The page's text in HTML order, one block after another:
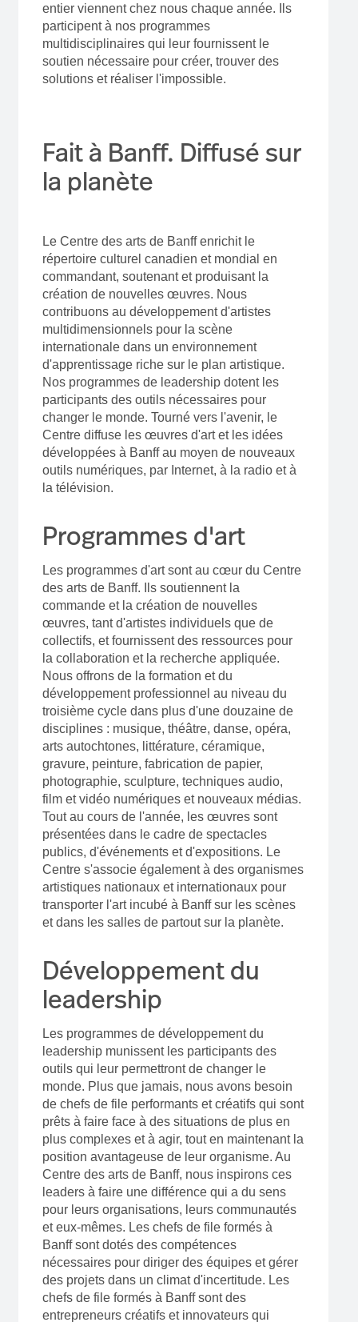
entier viennent chez nous chaque année. Ils
participent à nos programmes
multidisciplinaires qui leur fournissent le
soutien nécessaire pour créer, trouver des
solutions et réaliser l'impossible.
Fait à Banff. Diffusé sur
la planète
Le Centre des arts de Banff enrichit le
répertoire culturel canadien et mondial en
commandant, soutenant et produisant la
création de nouvelles œuvres. Nous
contribuons au développement d'artistes
multidimensionnels pour la scène
internationale dans un environnement
d'apprentissage riche sur le plan artistique.
Nos programmes de leadership dotent les
participants des outils nécessaires pour
changer le monde. Tourné vers l'avenir, le
Centre diffuse les œuvres d'art et les idées
développées à Banff au moyen de nouveaux
outils numériques, par Internet, à la radio et à
la télévision.
Programmes d'art
Les programmes d'art sont au cœur du Centre
des arts de Banff. Ils soutiennent la
commande et la création de nouvelles
œuvres, tant d'artistes individuels que de
collectifs, et fournissent des ressources pour
la collaboration et la recherche appliquée.
Nous offrons de la formation et du
développement professionnel au niveau du
troisième cycle dans plus d'une douzaine de
disciplines : musique, théâtre, danse, opéra,
arts autochtones, littérature, céramique,
gravure, peinture, fabrication de papier,
photographie, sculpture, techniques audio,
film et vidéo numériques et nouveaux médias.
Tout au cours de l'année, les œuvres sont
présentées dans le cadre de spectacles
publics, d'événements et d'expositions. Le
Centre s'associe également à des organismes
artistiques nationaux et internationaux pour
transporter l'art incubé à Banff sur les scènes
et dans les salles de partout sur la planète.
Développement du
leadership
Les programmes de développement du
leadership munissent les participants des
outils qui leur permettront de changer le
monde. Plus que jamais, nous avons besoin
de chefs de file performants et créatifs qui sont
prêts à faire face à des situations de plus en
plus complexes et à agir, tout en maintenant la
position avantageuse de leur organisme. Au
Centre des arts de Banff, nous inspirons ces
leaders à faire une différence qui a du sens
pour leurs organisations, leurs communautés
et eux-mêmes. Les chefs de file formés à
Banff sont dotés des compétences
nécessaires pour diriger des équipes et gérer
des projets dans un climat d'incertitude. Les
chefs de file formés à Banff sont des
entrepreneurs créatifs et innovateurs qui